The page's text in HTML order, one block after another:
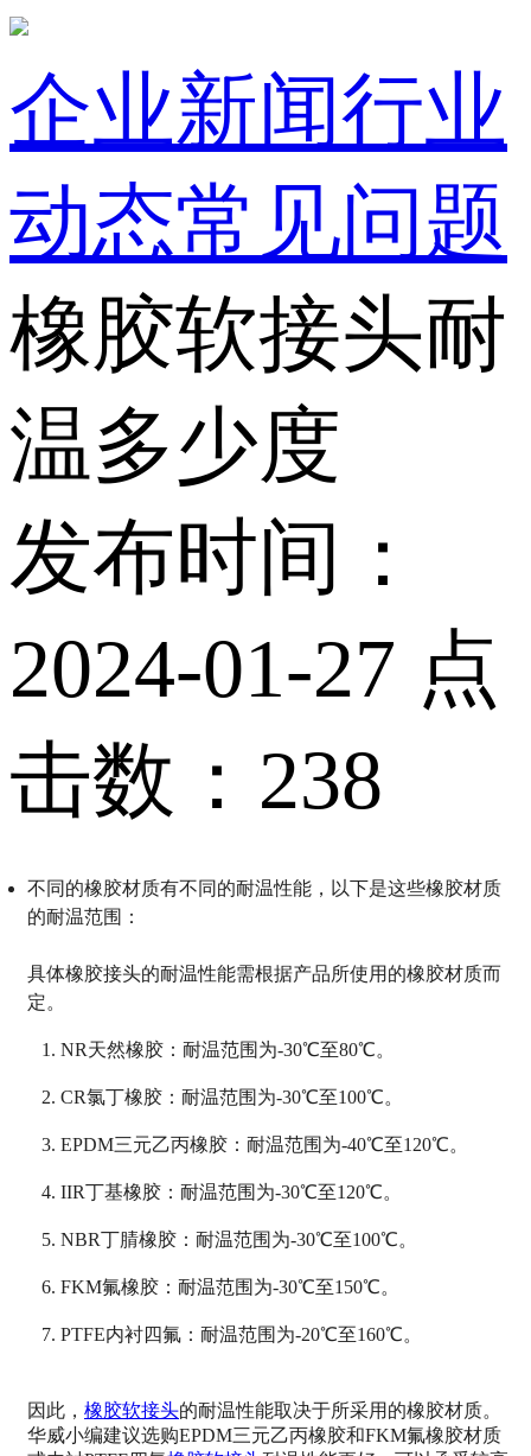
企业新闻行业
动态常见问题
橡胶软接头耐
温多少度
发布时间：
2024-01-27 点
击数：238
不同的橡胶材质有不同的耐温性能，以下是这些橡胶材质
的耐温范围：
具体橡胶接头的耐温性能需根据产品所使用的橡胶材质而
定。
NR天然橡胶：耐温范围为-30℃至80℃。
CR氯丁橡胶：耐温范围为-30℃至100℃。
EPDM三元乙丙橡胶：耐温范围为-40℃至120℃。
IIR丁基橡胶：耐温范围为-30℃至120℃。
NBR丁腈橡胶：耐温范围为-30℃至100℃。
FKM氟橡胶：耐温范围为-30℃至150℃。
PTFE内衬四氟：耐温范围为-20℃至160℃。
因此， 橡胶软接头的耐温性能取决于所采用的橡胶材质。
华威小编建议选购EPDM三元乙丙橡胶和FKM氟橡胶材质